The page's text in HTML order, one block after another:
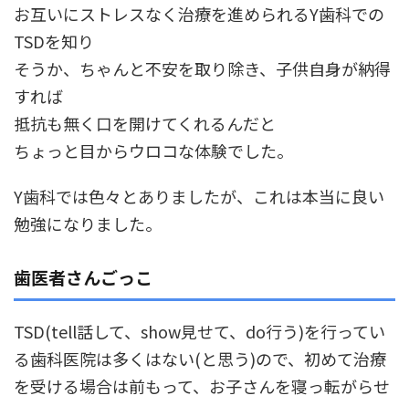
お互いにストレスなく治療を進められるY歯科での
TSDを知り
そうか、ちゃんと不安を取り除き、子供自身が納得
すれば
抵抗も無く口を開けてくれるんだと
ちょっと目からウロコな体験でした。
Y歯科では色々とありましたが、これは本当に良い
勉強になりました。
歯医者さんごっこ
TSD(tell話して、show見せて、do行う)を行ってい
る歯科医院は多くはない(と思う)ので、初めて治療
を受ける場合は前もって、お子さんを寝っ転がらせ